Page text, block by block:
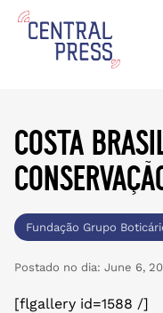
costa
Fundação Grupo
Postado no dia: June 6,
[flgallery id=1588 /]